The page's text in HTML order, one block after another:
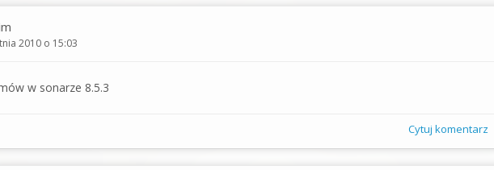
2010 o 15:03
w sonarze 8.5.3
Cytuj komentarz